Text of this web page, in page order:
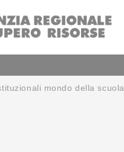
mondo della scuola